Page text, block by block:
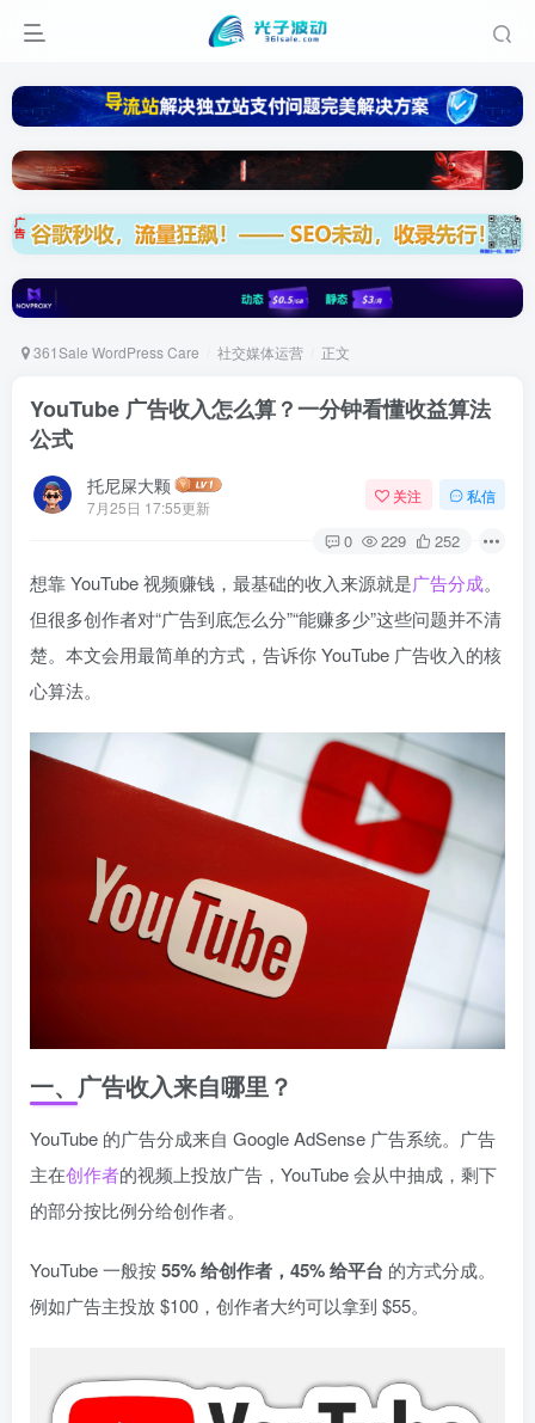
361Sale WordPress Care 社交媒体运营 正文
YouTube 广告收入怎么算？一分钟看懂收益算法
公式
托尼屎大颗
7月25日 17:55更新
关注 私信
0 229 252
想靠 YouTube 视频赚钱，最基础的收入来源就是广告分成。
但很多创作者对“广告到底怎么分”“能赚多少”这些问题并不清
楚。本文会用最简单的方式，告诉你 YouTube 广告收入的核
心算法。
一、广告收入来自哪里？
YouTube 的广告分成来自 Google AdSense 广告系统。广告
主在创作者的视频上投放广告，YouTube 会从中抽成，剩下
的部分按比例分给创作者。
YouTube 一般按55% 给创作者，45% 给平台 的方式分成。
例如广告主投放 $100，创作者大约可以拿到 $55。